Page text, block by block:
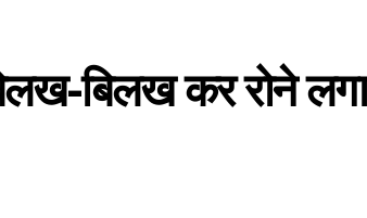
बिलख कर रोने लगा